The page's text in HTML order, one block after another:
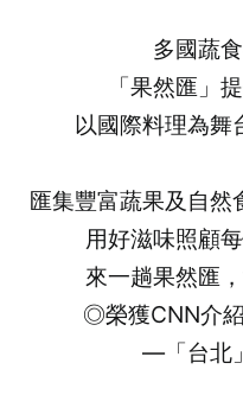
多國蔬
「果然匯」
以國際料理為舞
匯集豐富蔬果及自然
用好滋味照顧
來一趟果然匯
◎榮獲CNN介
—「台北